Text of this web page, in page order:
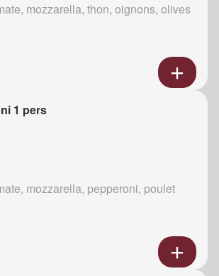
mozzarella, thon, oignons, olives
1 pers
mozzarella, pepperoni, poulet